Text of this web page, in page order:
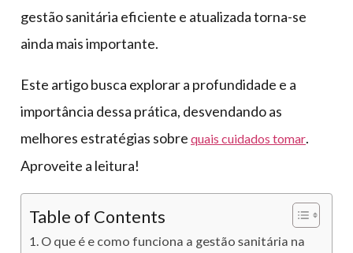
gestão sanitária eficiente e atualizada torna-se
ainda mais importante.
Este artigo busca explorar a profundidade e a
importância dessa prática, desvendando as
melhores estratégias sobre quais cuidados tomar.
Aproveite a leitura!
Table of Contents
O que é e como funciona a gestão sanitária na